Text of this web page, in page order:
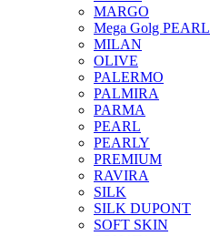
MARGO
Mega Golg PEARL
MILAN
OLIVE
PALERMO
PALMIRA
PARMA
PEARL
PEARLY
PREMIUM
RAVIRA
SILK
SILK DUPONT
SOFT SKIN